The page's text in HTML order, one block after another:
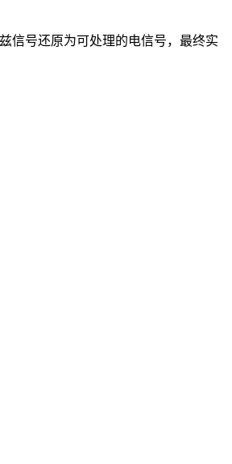
信号还原为可处理的电信号，最终实